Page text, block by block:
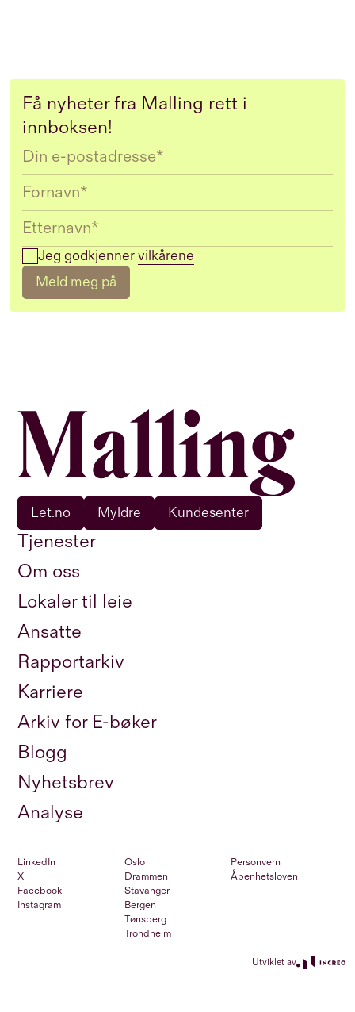
Få nyheter fra Malling rett i
innboksen!
Email
Jeg godkjennervilkårene
Meld meg på
Tjenester
Om oss
Lokaler til leie
Ansatte
Rapportarkiv
Karriere
Arkiv for E-bøker
Blogg
Nyhetsbrev
Analyse
LinkedIn
X
Facebook
Instagram
Oslo
Drammen
Stavanger
Bergen
Tønsberg
Trondheim
Personvern
Åpenhetsloven
Let.no Myldre Kundesenter
Utviklet av